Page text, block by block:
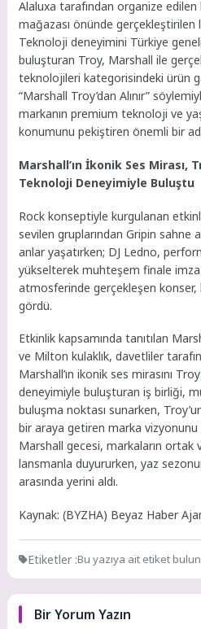
Alaluxa tarafından organize
mağazası önünde gerçekleştirilen
Teknoloji deneyimini Türkiye
buluşturan Troy, Marshall ile
teknolojileri kategorisindeki ürün
“Marshall Troy’dan Alınır”
markanın premium teknoloji ve
konumunu pekiştiren önemli bir
Marshall’ın İkonik Ses Mirası,
Teknoloji Deneyimiyle Buluştu
Rock konseptiyle kurgulanan
sevilen gruplarından Gripin
anlar yaşatırken; DJ Ledno,
yükselterek muhteşem finale imza
atmosferinde gerçekleşen konser,
gördü.
Etkinlik kapsamında tanıtılan
ve Milton kulaklık, davetliler
Marshall’ın ikonik ses mirasını
deneyimiyle buluşturan iş birliği,
buluşma noktası sunarken,
bir araya getiren marka
Marshall gecesi, markaların ortak
lansmanla duyururken, yaz
arasında yerini aldı.
Kaynak: (BYZHA) Beyaz Haber
Etiketler :Bu yazıya ait etiket
Bir Yorum Yazın